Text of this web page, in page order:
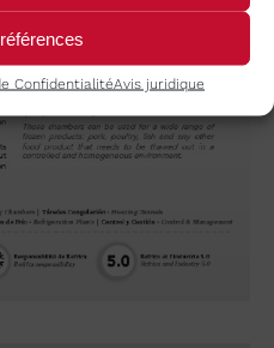
ConfidentialitéAvis juridique